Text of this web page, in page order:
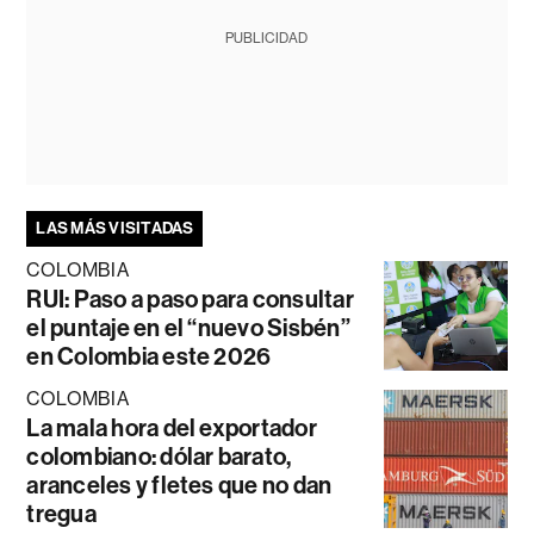
PUBLICIDAD
LAS MÁS VISITADAS
COLOMBIA
RUI: Paso a paso para consultar
el puntaje en el “nuevo Sisbén”
en Colombia este 2026
COLOMBIA
La mala hora del exportador
colombiano: dólar barato,
aranceles y fletes que no dan
tregua